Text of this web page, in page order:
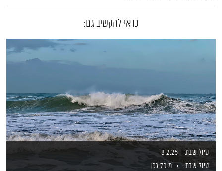
כדאי להקשיב גם:
טיול שבת – 8.2.25
טיול שבת
מיכל גפן